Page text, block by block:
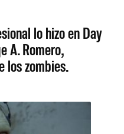
lo hizo en Day
A. Romero,
los zombies.